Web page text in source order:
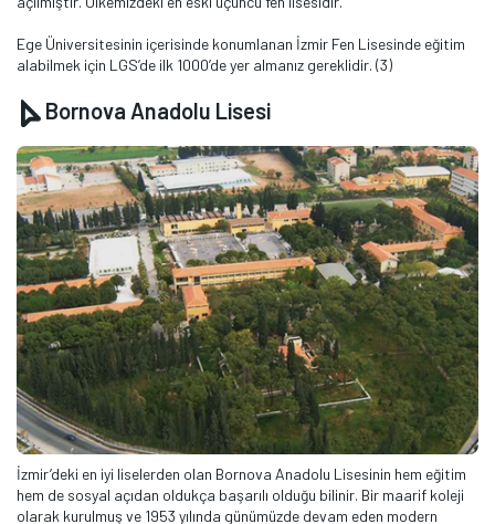
Ege Üniversitesinin içerisinde konumlanan İzmir Fen Lisesinde eğitim
alabilmek için LGS’de ilk 1000’de yer almanız gereklidir. (3)
Bornova Anadolu Lisesi
İzmir’deki en iyi liselerden olan Bornova Anadolu Lisesinin hem eğitim
hem de sosyal açıdan oldukça başarılı olduğu bilinir. Bir maarif koleji
olarak kurulmuş ve 1953 yılında günümüzde devam eden modern